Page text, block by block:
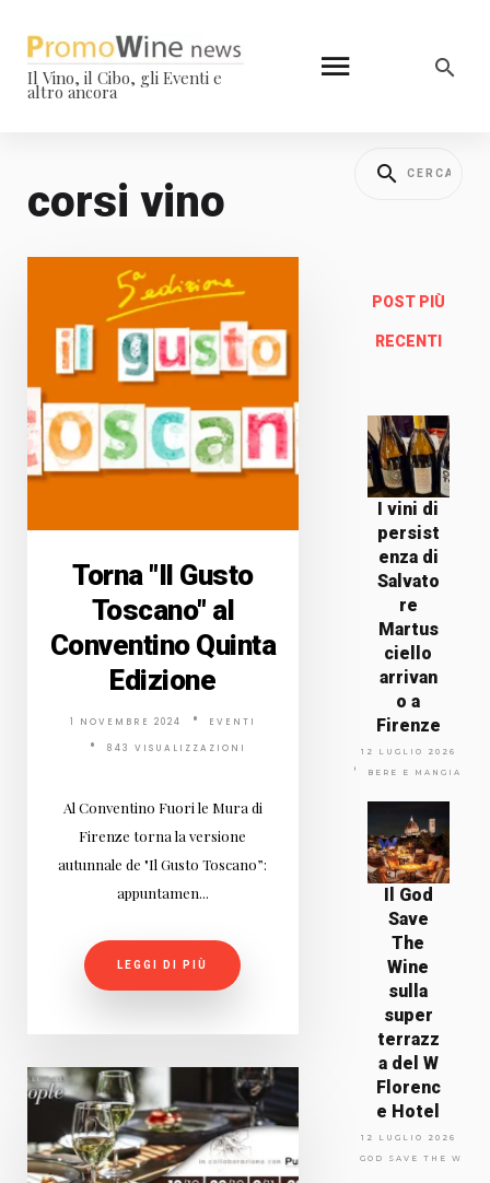
Il Vino, il Cibo, gli Eventi e
altro ancora
corsi vino
Torna "Il Gusto
Toscano" al
Conventino Quinta
Edizione
1 NOVEMBRE 2024 EVENTI
843 VISUALIZZAZIONI
Al Conventino Fuori le Mura di
Firenze torna la versione
autunnale de "Il Gusto Toscano”:
appuntamen...
LEGGI DI PIÙ
POST PIÙ
RECENTI
I vini di
persist
enza di
Salvato
re
Martus
ciello
arrivan
o a
Firenze
12 LUGLIO 2026
BERE E MANGIARE
Il God
Save
The
Wine
sulla
super
terrazz
a del W
Florenc
e Hotel
12 LUGLIO 2026
GOD SAVE THE WINE